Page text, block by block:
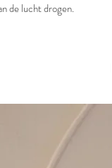
de lucht drogen.